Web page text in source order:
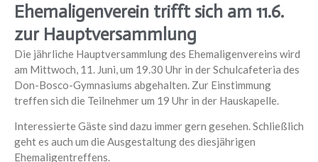
Ehemaligenverein trifft sich am 11.6.
zur Hauptversammlung
Die jährliche Hauptversammlung des Ehemaligenvereins wird
am Mittwoch, 11. Juni, um 19.30 Uhr in der Schulcafeteria des
Don-Bosco-Gymnasiums abgehalten. Zur Einstimmung
treffen sich die Teilnehmer um 19 Uhr in der Hauskapelle.
Interessierte Gäste sind dazu immer gern gesehen. Schließlich
geht es auch um die Ausgestaltung des diesjährigen
Ehemaligentreffens.